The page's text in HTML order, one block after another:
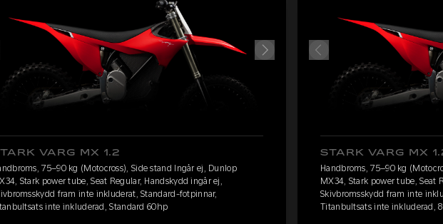
VARG MX 1.2
75–90 kg (Motocross), Side stand Ingår ej, Dunlop
Stark power tube, Seat Regular, Handskydd ingår ej,
fram inte inkluderat, Standard-fotpinnar,
inte inkluderad, Standard 60hp
STARK VARG MX
Handbroms, 75–90 kg
MX34, Stark power tube, Seat
Skivbromsskydd fram inte
Titanbultsats inte inkluderad,